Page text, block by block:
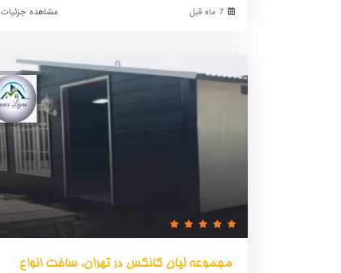
مشاهده جزئیات 7 ماه قبل
مجموعه لیان کانکس در تهران، ساخت انواع